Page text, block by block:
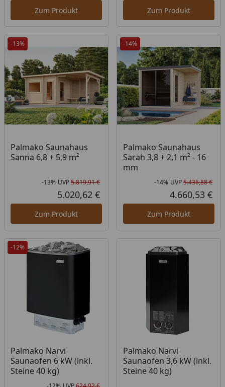
Zum Produkt Zum Produkt
-13%
Palmako Saunahaus
Sanna 6,8 + 5,9 m²
Rabatt in Prozent
-13%
Ursprünglicher Preis
UVP5.819,91 €
Aktueller Preis
5.020,62 €
Zum Produkt
-14%
Palmako Saunahaus
Sarah 3,8 + 2,1 m² - 16
mm
-14% UVP5.436,88 €
4.660,53 €
Zum Produkt
-12%
Palmako Narvi
Saunaofen 6 kW (inkl.
Steine 40 kg)
Palmako Narvi
Saunaofen 3,6 kW (inkl.
Steine 40 kg)